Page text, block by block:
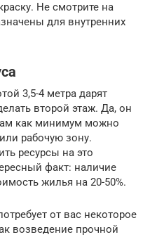
Не смотрите на
для внутренних
3,5-4 метра дарят
второй этаж. Да, он
как минимум можно
рабочую зону.
ресурсы на это
факт: наличие
жилья на 20-50%.
от вас некоторое
возведение прочной